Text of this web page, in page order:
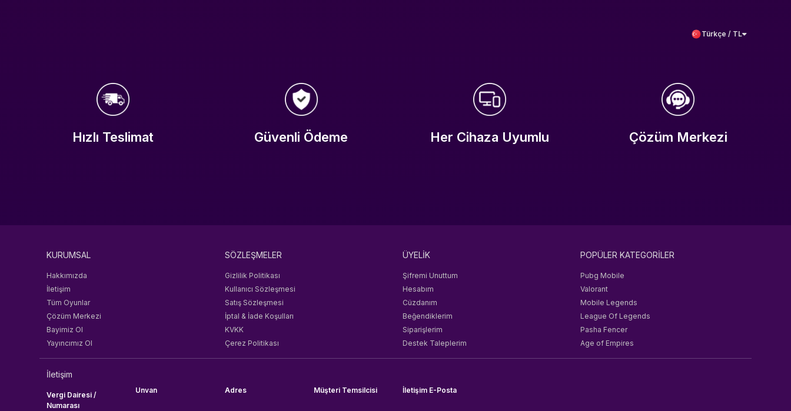
Türkçe / TL
Hızlı Teslimat Güvenli Ödeme Her Cihaza Uyumlu Çözüm Merkezi
KURUMSAL
Hakkımızda
İletişim
Tüm Oyunlar
Çözüm Merkezi
Bayimiz Ol
Yayıncımız Ol
SÖZLEŞMELER
Gizlilik Politikası
Kullanıcı Sözleşmesi
Satış Sözleşmesi
İptal & İade Koşulları
KVKK
Çerez Politikası
ÜYELİK
Şifremi Unuttum
Hesabım
Cüzdanım
Beğendiklerim
Siparişlerim
Destek Taleplerim
POPÜLER KATEGORİLER
Pubg Mobile
Valorant
Mobile Legends
League Of Legends
Pasha Fencer
Age of Empires
İletişim
Vergi Dairesi /
Numarası
Unvan Adres Müşteri Temsilcisi İletişim E-Posta